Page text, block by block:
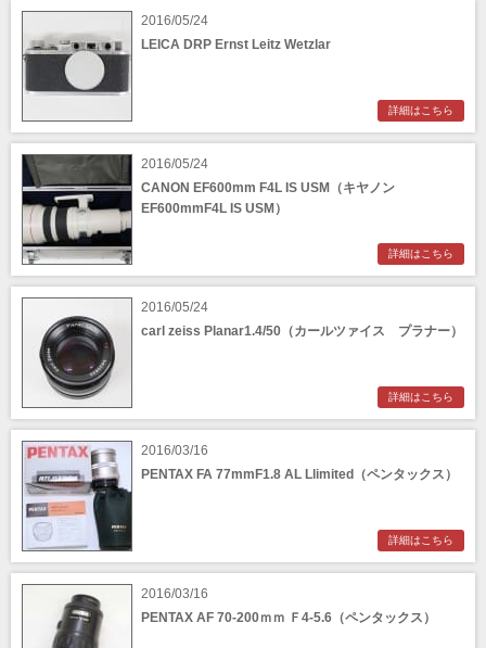
2016/05/24
LEICA DRP Ernst Leitz Wetzlar
詳細はこちら
2016/05/24
CANON EF600mm F4L IS USM（キヤノン
EF600mmF4L IS USM）
詳細はこちら
2016/05/24
carl zeiss Planar1.4/50（カールツァイス プラナー）
詳細はこちら
2016/03/16
PENTAX FA 77mmF1.8 AL Llimited（ペンタックス）
詳細はこちら
2016/03/16
PENTAX AF 70-200ｍｍ Ｆ4-5.6（ペンタックス）